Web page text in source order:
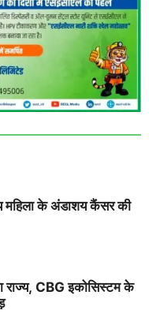
महिला के अंडाशय कैंसर की
राज्य, CBG इकोसिस्टम के